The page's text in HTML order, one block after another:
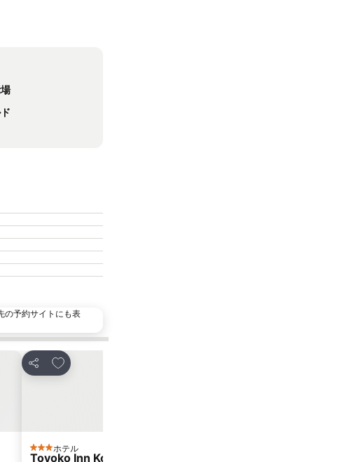
の予約サイトにも表
シェア
お気に入りに追加
3 ホテルのランク
ホテル
Toyoko Inn Kokura-eki Kita-guchi